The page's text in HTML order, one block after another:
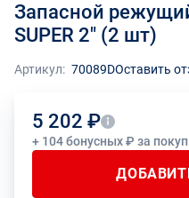
Запасной
SUPER 2" (2 шт)
Артикул: 70089DОставить
5 202 ₽
+ 104 бонусных ₽ за